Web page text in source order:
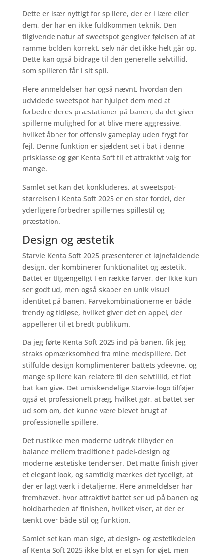
Dette er især nyttigt for spillere, der er i lære eller
dem, der har en ikke fuldkommen teknik. Den
tilgivende natur af sweetspot gengiver følelsen af at
ramme bolden korrekt, selv når det ikke helt går op.
Dette kan også bidrage til den generelle selvtillid,
som spilleren får i sit spil.
Flere anmeldelser har også nævnt, hvordan den
udvidede sweetspot har hjulpet dem med at
forbedre deres præstationer på banen, da det giver
spillerne mulighed for at blive mere aggressive,
hvilket åbner for offensiv gameplay uden frygt for
fejl. Denne funktion er sjældent set i bat i denne
prisklasse og gør Kenta Soft til et attraktivt valg for
mange.
Samlet set kan det konkluderes, at sweetspot-
størrelsen i Kenta Soft 2025 er en stor fordel, der
yderligere forbedrer spillernes spillestil og
præstation.
Design og æstetik
Starvie Kenta Soft 2025 præsenterer et iøjnefaldende
design, der kombinerer funktionalitet og æstetik.
Battet er tilgængeligt i en række farver, der ikke kun
ser godt ud, men også skaber en unik visuel
identitet på banen. Farvekombinationerne er både
trendy og tidløse, hvilket giver det en appel, der
appellerer til et bredt publikum.
Da jeg førte Kenta Soft 2025 ind på banen, fik jeg
straks opmærksomhed fra mine medspillere. Det
stilfulde design komplimenterer battets ydeevne, og
mange spillere kan relatere til den selvtillid, et flot
bat kan give. Det umiskendelige Starvie-logo tilføjer
også et professionelt præg, hvilket gør, at battet ser
ud som om, det kunne være blevet brugt af
professionelle spillere.
Det rustikke men moderne udtryk tilbyder en
balance mellem traditionelt padel-design og
moderne æstetiske tendenser. Det matte finish giver
et elegant look, og samtidig mærkes det tydeligt, at
der er lagt værk i detaljerne. Flere anmeldelser har
fremhævet, hvor attraktivt battet ser ud på banen og
holdbarheden af finishen, hvilket viser, at der er
tænkt over både stil og funktion.
Samlet set kan man sige, at design- og æstetikdelen
af Kenta Soft 2025 ikke blot er et syn for øjet, men